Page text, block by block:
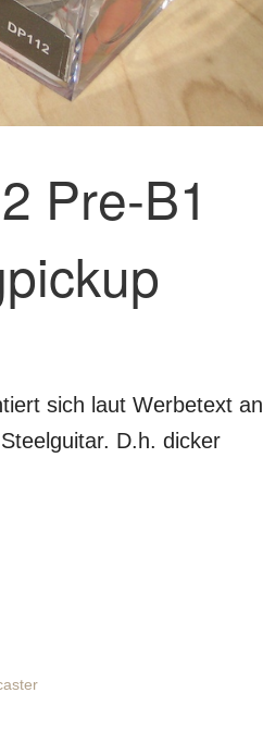
Pre-B1
sich laut Werbetext an
D.h. dicker